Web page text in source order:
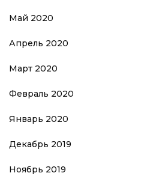
Май 2020
Апрель 2020
Март 2020
Февраль 2020
Январь 2020
Декабрь 2019
Ноябрь 2019